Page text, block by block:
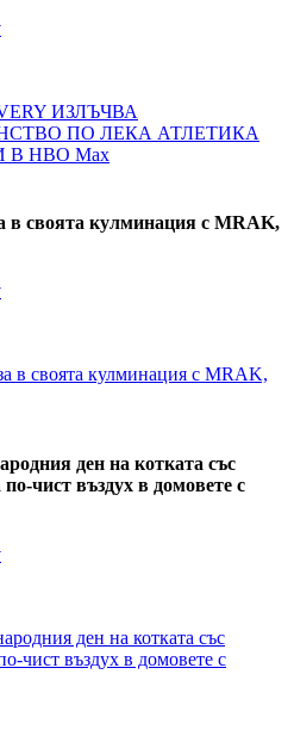
в своята кулминация с MRAK,
ден на котката със
чист въздух в домовете с